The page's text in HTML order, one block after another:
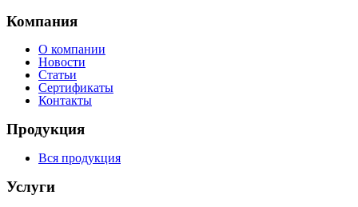
Компания
О компании
Новости
Статьи
Сертификаты
Контакты
Продукция
Вся продукция
Услуги